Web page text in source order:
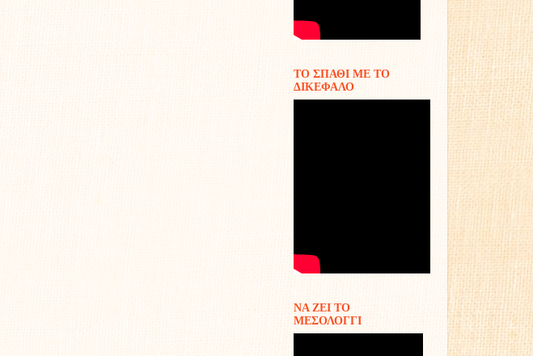
ΤΟ ΣΠΑΘΙ ΜΕ ΤΟ
ΔΙΚΕΦΑΛΟ
ΝΑ ΖΕΙ ΤΟ
ΜΕΣΟΛΟΓΓΙ